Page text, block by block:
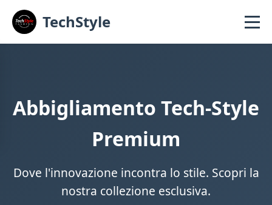
TechStyle
Abbigliamento Tech-Style
Premium
Dove l'innovazione incontra lo stile. Scopri la
nostra collezione esclusiva.